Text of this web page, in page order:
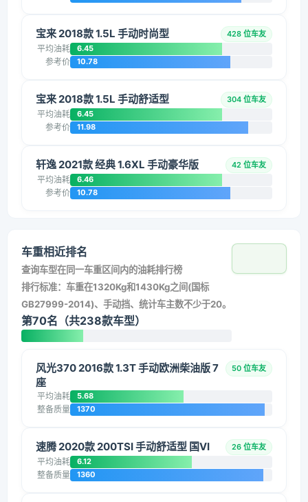
宝来 2018款 1.5L 手动时尚型 428 位车友
平均油耗 6.45
参考价 10.78
宝来 2018款 1.5L 手动舒适型 304 位车友
平均油耗 6.45
参考价 11.98
轩逸 2021款 经典 1.6XL 手动豪华版 42 位车友
平均油耗 6.46
参考价 10.78
车重相近排名
查询车型在同一车重区间内的油耗排行榜
排行标准：车重在1320Kg和1430Kg之间(国标
GB27999-2014)、手动挡、统计车主数不少于20。
第70名（共238款车型）
风光370 2016款 1.3T 手动欧洲柴油版 7
座
50 位车友
平均油耗 5.68
整备质量 1370
速腾 2020款 200TSI 手动舒适型 国VI 26 位车友
平均油耗 6.12
整备质量 1360